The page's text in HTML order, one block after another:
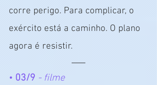
corre perigo. Para complicar, o
exército está a caminho. O plano
agora é resistir.
• 03/9 - filme